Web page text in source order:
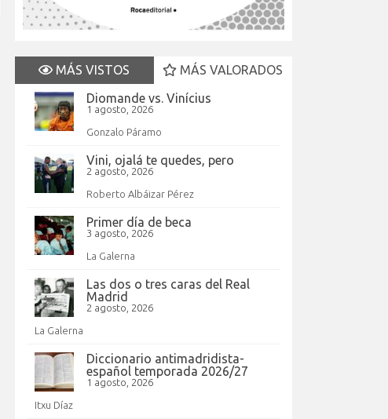
MÁS VISTOS
MÁS VALORADOS
Diomande vs. Vinícius
1 agosto, 2026
Gonzalo Páramo
Vini, ojalá te quedes, pero
2 agosto, 2026
Roberto Albáizar Pérez
Primer día de beca
3 agosto, 2026
La Galerna
Las dos o tres caras del Real
Madrid
2 agosto, 2026
La Galerna
Diccionario antimadridista-
español temporada 2026/27
1 agosto, 2026
Itxu Díaz